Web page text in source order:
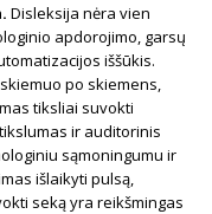
Disleksija nėra vien
apdorojimo, garsų
iššūkis.
po skiemens,
tiksliai suvokti
ir auditorinis
sąmoningumu ir
išlaikyti pulsą,
seką yra reikšmingas